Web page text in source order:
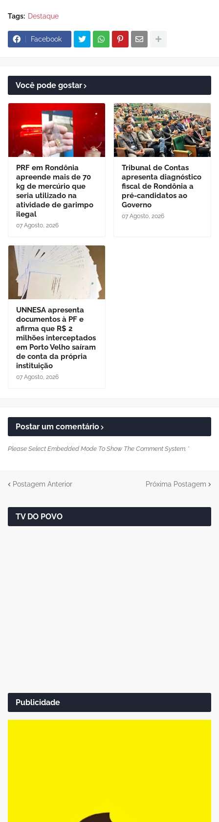
Tags: Destaque
Facebook
Você pode gostar
PRF em Rondônia
apreende mais de 70
kg de mercúrio que
seria utilizado na
atividade de garimpo
ilegal
07 Agosto, 2026
Tribunal de Contas
apresenta diagnóstico
fiscal de Rondônia a
pré-candidatos ao
Governo
07 Agosto, 2026
UNNESA apresenta
documentos à PF e
afirma que R$ 2
milhões interceptados
em Porto Velho saíram
de conta da própria
instituição
07 Agosto, 2026
Postar um comentário
Please Select Embedded Mode To Show The Comment System. *
Postagem Anterior Próxima Postagem
TV DO POVO
Publicidade